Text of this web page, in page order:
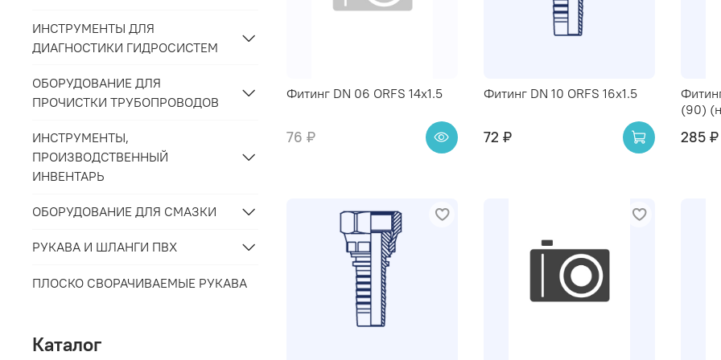
Фитинг DN 06 ORFS 14x1.5
76 ₽
Фитинг DN 10 ORFS 16x1.5
72 ₽
(90)
285 ₽
ИНСТРУМЕНТЫ ДЛЯ
ДИАГНОСТИКИ ГИДРОСИСТЕМ
ОБОРУДОВАНИЕ ДЛЯ
ПРОЧИСТКИ ТРУБОПРОВОДОВ
ИНСТРУМЕНТЫ,
ПРОИЗВОДСТВЕННЫЙ
ИНВЕНТАРЬ
ОБОРУДОВАНИЕ ДЛЯ СМАЗКИ
РУКАВА И ШЛАНГИ ПВХ
ПЛОСКО СВОРАЧИВАЕМЫЕ РУКАВА
Каталог